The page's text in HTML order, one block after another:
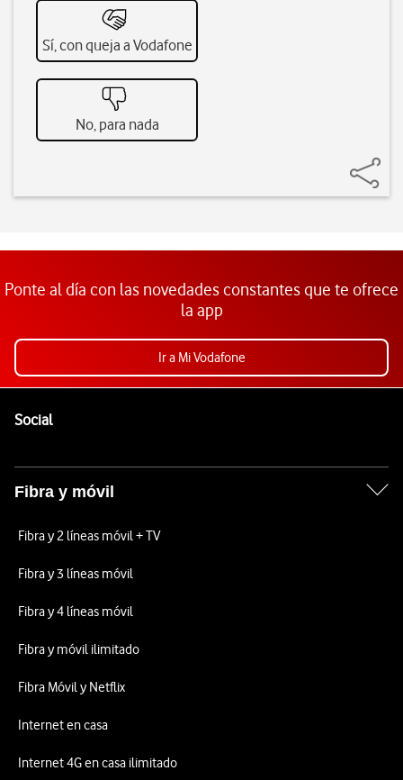
Sí, con queja a Vodafone
No, para nada
Ponte al día con las novedades constantes que te ofrece
la app
Ir a Mi Vodafone
SocialEnlaces a las redes sociales de Vodafone
Fibra y móvil
Fibra y 2 líneas móvil + TV
Fibra y 3 líneas móvil
Fibra y 4 líneas móvil
Fibra y móvil ilimitado
Fibra Móvil y Netflix
Internet en casa
Internet 4G en casa ilimitado